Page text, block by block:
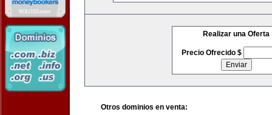
Realizar una Oferta
Precio Ofrecido $
Otros dominios en venta: